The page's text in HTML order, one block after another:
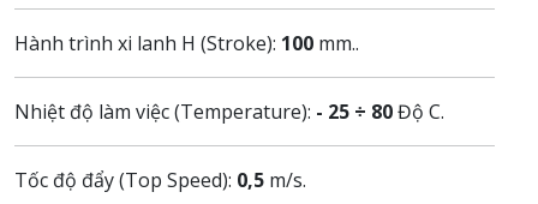
Hành trình xi lanh H (Stroke): 100 mm..
Nhiệt độ làm việc (Temperature): - 25 ÷ 80Độ C.
Tốc độ đẩy (Top Speed): 0,5 m/s.